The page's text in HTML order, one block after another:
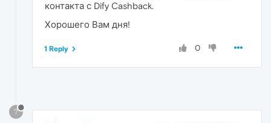
контакта с Dify Cashback.
Хорошего Вам дня!
0
1 Reply
?